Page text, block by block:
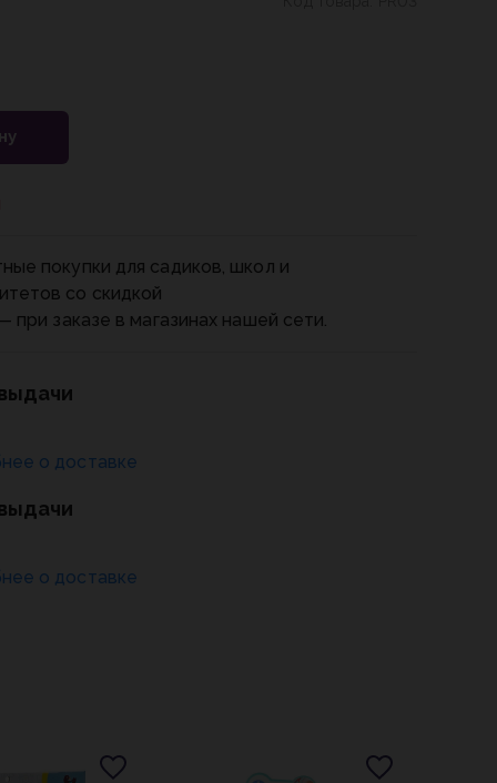
покупки для садиков, школ и
со скидкой
при заказе в магазинах нашей сети.
о доставке
о доставке